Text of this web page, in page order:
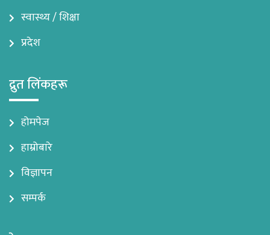
स्वास्थ्य / शिक्षा
प्रदेश
द्रुत लिंकहरू
होमपेज
हाम्रोबारे
विज्ञापन
सम्पर्क